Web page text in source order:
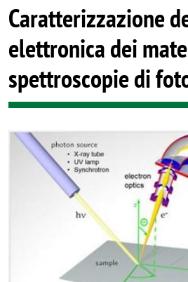
Caratterizzazione
elettronica dei
spettroscopie di
Image